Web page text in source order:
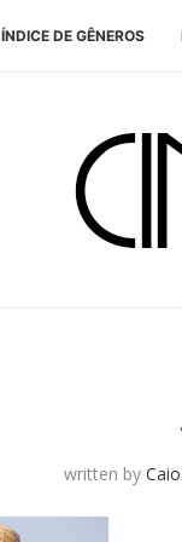
ÍNDICE DE GÊNEROS
written by